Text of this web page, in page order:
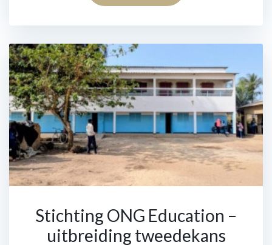
Stichting ONG Education –
uitbreiding tweedekans